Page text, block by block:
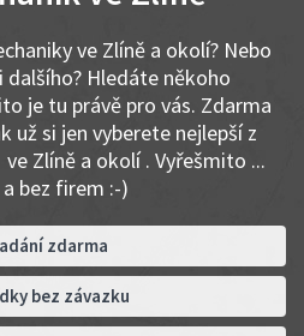
ve Zlíně a okolí? Nebo
Hledáte někoho
je tu právě pro vás. Zdarma
už si jen vyberete nejlepší z
Zlíně a okolí . Vyřešmito ...
bez firem :-)
zdarma
bez závazku